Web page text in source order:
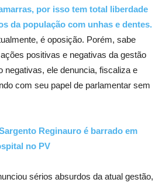
por isso tem total liberdade
da população com unhas e dentes.
é oposição. Porém, sabe
positivas e negativas da gestão
negativas, ele denuncia, fiscaliza e
com seu papel de parlamentar sem
Reginauro é barrado em
no PV
sérios absurdos da atual gestão,